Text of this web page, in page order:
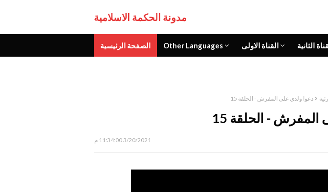
مدونة الحكمة الاسلامية
الصفحة الرئيسية Other Languages القناة الاولى الثانية
دعوا ولدي على المفرش - الحلقة 15
- الحلقة 15
3/20/2021 11:34:00 م